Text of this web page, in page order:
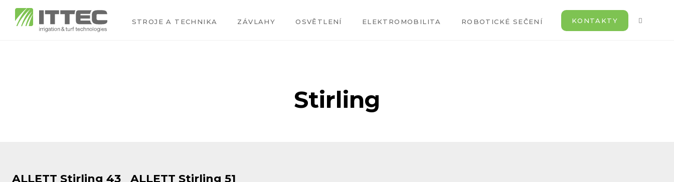
STROJE A TECHNIKA ZÁVLAHY OSVĚTLENÍ ELEKTROMOBILITA ROBOTICKÉ SEČENÍ KONTAKTY
Stirling
ALLETT Stirling 43 ALLETT Stirling 51